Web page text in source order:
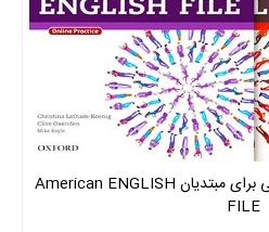
سری کتاب آموزش زبان انگلیسی برای مبتدیان American ENGLISH
FILE